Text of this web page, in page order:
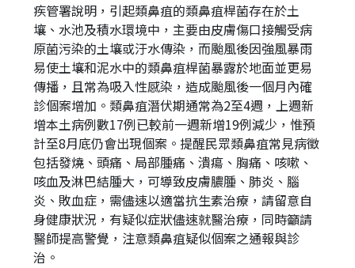
疾管署說明，引起類鼻疽的類鼻疽桿菌存在於土
壤、水池及積水環境中，主要由皮膚傷口接觸受病
原菌污染的土壤或汙水傳染，而颱風後因強風暴雨
易使土壤和泥水中的類鼻疽桿菌暴露於地面並更易
傳播，且常為吸入性感染，造成颱風後一個月內確
診個案增加。類鼻疽潛伏期通常為2至4週，上週新
增本土病例數17例已較前一週新增19例減少，惟預
計至8月底仍會出現個案。提醒民眾類鼻疽常見病徵
包括發燒、頭痛、局部腫痛、潰瘍、胸痛、咳嗽、
咳血及淋巴結腫大，可導致皮膚膿腫、肺炎、腦
炎、敗血症，需儘速以適當抗生素治療，請留意自
身健康狀況，有疑似症狀儘速就醫治療，同時籲請
醫師提高警覺，注意類鼻疽疑似個案之通報與診
治。